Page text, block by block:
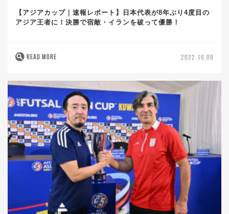
【アジアカップ｜速報レポート】日本代表が8年ぶり4度目の
アジア王者に！決勝で宿敵・イランを破って優勝！
READ MORE 2022.10.09